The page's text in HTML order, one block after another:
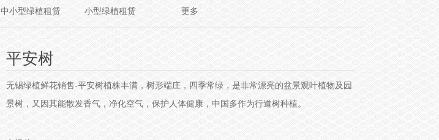
中小型绿植租赁 小型绿植租赁 更多
平安树
无锡绿植鲜花销售-平安树植株丰满，树形端庄，四季常绿，是非常漂亮的盆景观叶植物及园
景树，又因其能散发香气，净化空气，保护人体健康，中国多作为行道树种植。